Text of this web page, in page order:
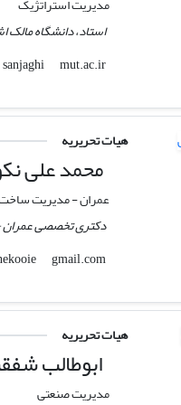
مدیریت استراتژیک
استاد، دانشگاه مالک
mut.ac.ir
هیات تحریریه
محمد علی
عمران - مدیریت
دکتری تخصصی عمران
gmail.com
هیات تحریریه
ابوطالب
مدیریت صنعتی